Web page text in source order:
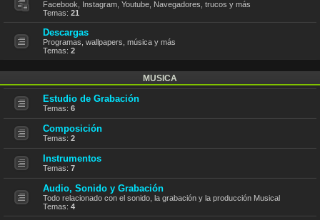
Facebook, Instagram, Youtube, Navegadores, trucos y más
Temas: 21
Descargas
Programas, wallpapers, música y más
Temas: 2
MUSICA
Estudio de Grabación
Temas: 6
Composición
Temas: 2
Instrumentos
Temas: 7
Audio, Sonido y Grabación
Todo relacionado con el sonido, la grabación y la producción Musical
Temas: 4